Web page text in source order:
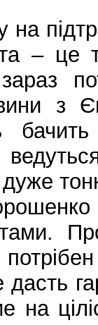
–
з
дасть
на